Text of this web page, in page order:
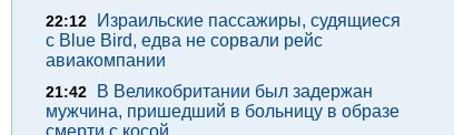
22:12
Израильские пассажиры, судящиеся
с Blue Bird, едва не сорвали рейс
авиакомпании
21:42
В Великобритании был задержан
мужчина, пришедший в больницу в образе
смерти с косой